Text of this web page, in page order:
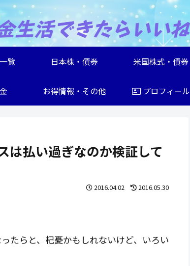
覧 日本株・債券 米国株式・債券
お得情報・その他 プロフィール
は払い過ぎなのか検証して
2016.04.02 2016.05.30
たらと、杞憂かもしれないけど、いろい